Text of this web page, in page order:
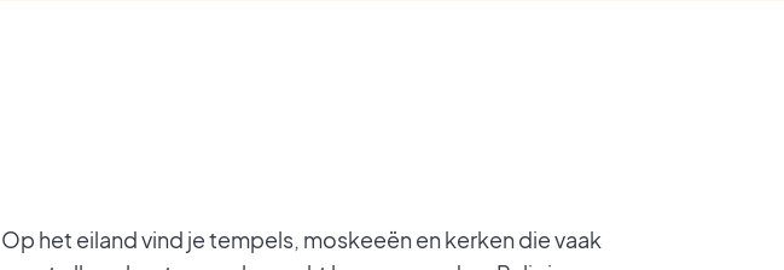
Op het eiland vind je tempels, moskeeën en kerken die vaak